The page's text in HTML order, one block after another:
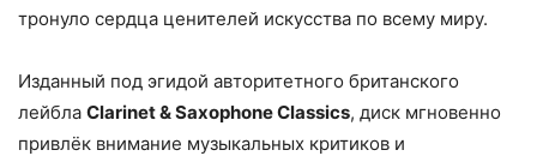
тронуло сердца ценителей искусства по всему миру.
Изданный под эгидой авторитетного британского
лейбла Clarinet & Saxophone Classics, диск мгновенно
привлёк внимание музыкальных критиков и